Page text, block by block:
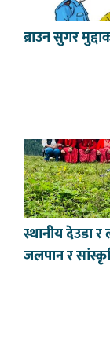
ब्राउन सुगर
स्थानीय देउडा
जलपान र